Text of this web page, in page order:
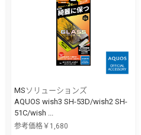
MSソリューションズ
AQUOS wish3 SH-53D/wish2 SH-
51C/wish ...
参考価格￥1,680